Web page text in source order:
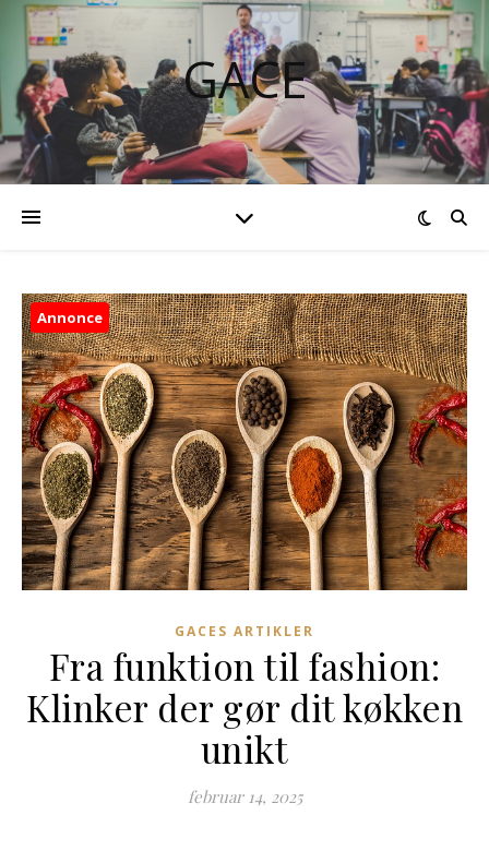
GACE
Annonce
GACES ARTIKLER
Fra funktion til fashion:
Klinker der gør dit køkken
unikt
februar 14, 2025